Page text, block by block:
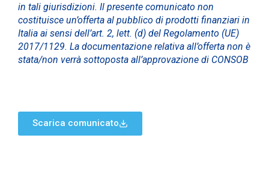
in tali giurisdizioni. Il presente comunicato non
costituisce un’offerta al pubblico di prodotti finanziari in
Italia ai sensi dell’art. 2, lett. (d) del Regolamento (UE)
2017/1129. La documentazione relativa all’offerta non è
stata/non verrà sottoposta all’approvazione di CONSOB
Scarica comunicato